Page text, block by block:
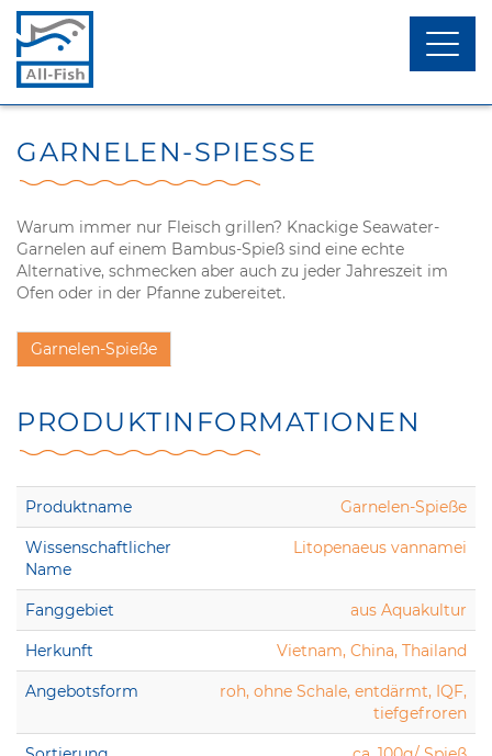
Menü
öffnen
toggle
menu
UNSERE AKTIVITÄTEN
TEAM
NETZWERKPARTNER
FISCH
KRUSTENTIERE
CONVENIENCE
GARNELEN-SPIESSE
Warum immer nur Fleisch grillen? Knackige Seawater-
Garnelen auf einem Bambus-Spieß sind eine echte
Alternative, schmecken aber auch zu jeder Jahreszeit im
Ofen oder in der Pfanne zubereitet.
Garnelen-Spieße
PRODUKT­INFORMATIONEN
Produktname Garnelen-Spieße
Wissenschaftlicher
Name
Litopenaeus vannamei
Fanggebiet aus Aquakultur
Herkunft Vietnam, China, Thailand
Angebotsform
roh, ohne Schale, entdärmt, IQF,
tiefgefroren